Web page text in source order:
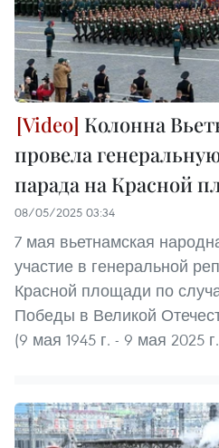
Колонна
провела
парада на Красной
08/05/2025 03:34
7 мая вьетнамская
участие в генеральной
Красной площади по
Победы в Великой
(9 мая 1945 г. - 9 мая 2025